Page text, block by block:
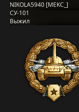
NIKOLA5940 [MEKC_]
СУ-101
Выжил